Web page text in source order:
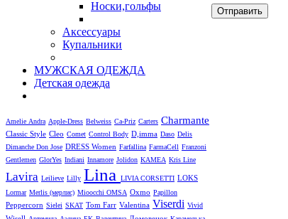
Носки,гольфы
Аксессуары
Купальники
МУЖСКАЯ ОДЕЖДА
Детская одежда
Amelie Andra Apple-Dress Belweiss Ca-Priz Carters Charmante
Classic Style Cleo Comet Control Body D,imma Daso Delis
Dimanche Don Jose DRESS Women Farfallina FarmaCell Franzoni
Gentlemen GlorYes Indiani Innamore Jolidon KAMEA Kris Line
Lavira Leilieve Lilly Lina LIVIA CORSETTI LOKS
Lormar Merlis (мерлис) Mioocchi OMSA Oxmo Papillon
Peppercorn Sielei SKAT Tom Farr Valentina Viserdi Vivid